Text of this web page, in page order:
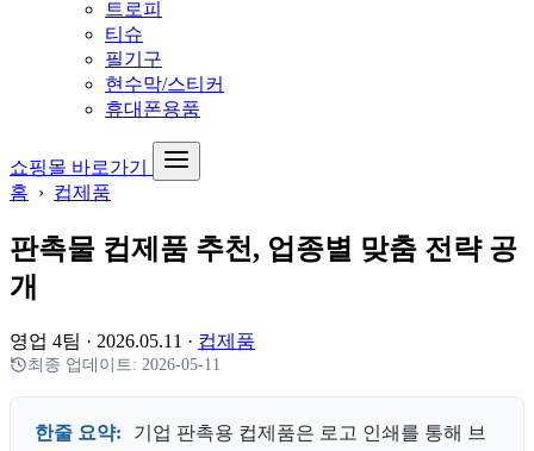
트로피
티슈
필기구
현수막/스티커
휴대폰용품
쇼핑몰 바로가기
홈 › 컵제품
판촉물 컵제품 추천, 업종별 맞춤 전략 공
개
영업 4팀 · 2026.05.11 · 컵제품
최종 업데이트: 2026-05-11
한줄 요약:
기업 판촉용 컵제품은 로고 인쇄를 통해 브